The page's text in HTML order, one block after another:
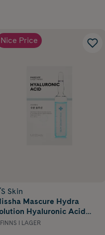
Nice Price
Skin
Mascure Hydra
Hyaluronic Acid
Mask 28 ml
FINNS I LAGER